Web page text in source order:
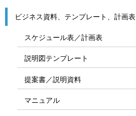
ビジネス資料、テンプレート、計画表
スケジュール表／計画表
説明図テンプレート
提案書／説明資料
マニュアル